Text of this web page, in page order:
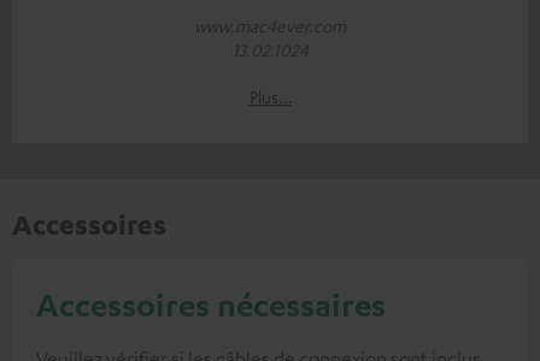
www.mac4ever.com
13.02.1024
Plus…
Accessoires
Accessoires nécessaires